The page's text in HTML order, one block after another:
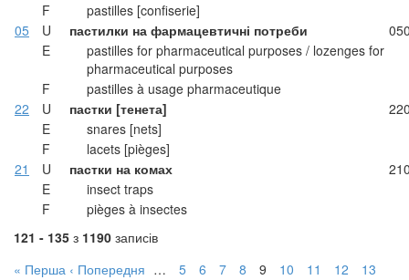
F
pastilles [confiserie]
05
U пастилки на фармацевтичні потреби
E
pastilles for pharmaceutical purposes / lozenges for
pharmaceutical purposes
F
pastilles à usage pharmaceutique
22
U пастки [тенета]
E
snares [nets]
F
lacets [pièges]
21
U пастки на комах
E
insect traps
F
pièges à insectes
121 - 135 з 1190 записів
« Перша ‹ Попередня … 5 6 7 8 9 10 11 12
13